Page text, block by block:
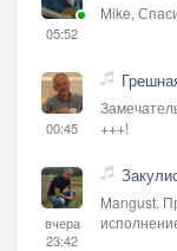
05:52
Mike,
00:45
+++!
вчера
23:42
Mangust.